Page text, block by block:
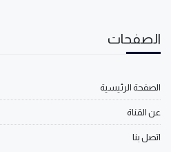
الصفحات
الصفحة الرئيسية
عن القناة
اتصل بنا